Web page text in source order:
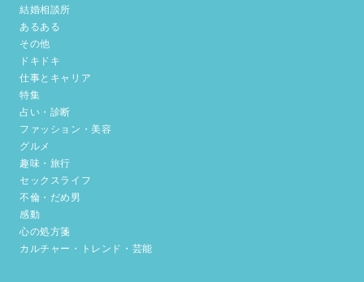
結婚相談所
あるある
その他
ドキドキ
仕事とキャリア
特集
占い・診断
ファッション・美容
グルメ
趣味・旅行
セックスライフ
不倫・だめ男
感動
心の処方箋
カルチャー・トレンド・芸能